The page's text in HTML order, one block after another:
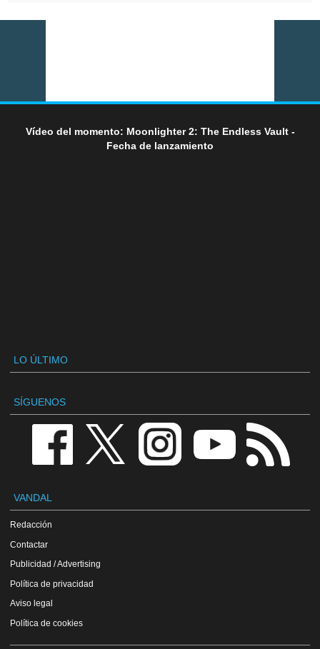
Vídeo del momento: Moonlighter 2: The Endless Vault -
Fecha de lanzamiento
LO ÚLTIMO
SÍGUENOS
VANDAL
Redacción
Contactar
Publicidad / Advertising
Política de privacidad
Aviso legal
Política de cookies